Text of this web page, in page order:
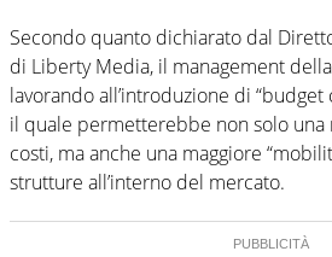
Secondo quanto dichiarato dal
di Liberty Media, il management
lavorando all’introduzione di
il quale permetterebbe non solo
costi, ma anche una maggiore
strutture all’interno del mercato.